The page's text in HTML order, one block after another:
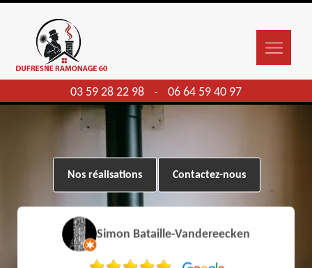
03 59 28 22 98 - 06 64 59 40 97
Nos réalisations Contactez-nous
Simon Bataille-Vandereecken